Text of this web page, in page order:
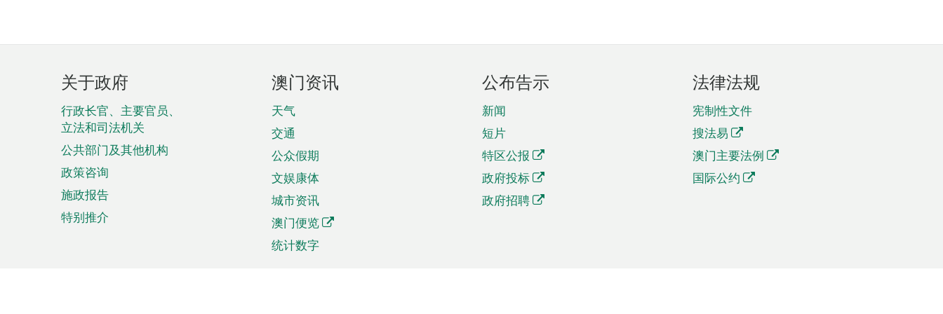
页
脚
菜
单
关于政府
行政长官、主要官员、
立法和司法机关
公共部门及其他机构
政策咨询
施政报告
特别推介
澳门资讯
天气
交通
公众假期
文娱康体
城市资讯
澳门便览
统计数字
公布告示
新闻
短片
特区公报
政府投标
政府招聘
法律法规
宪制性文件
搜法易
澳门主要法例
国际公约